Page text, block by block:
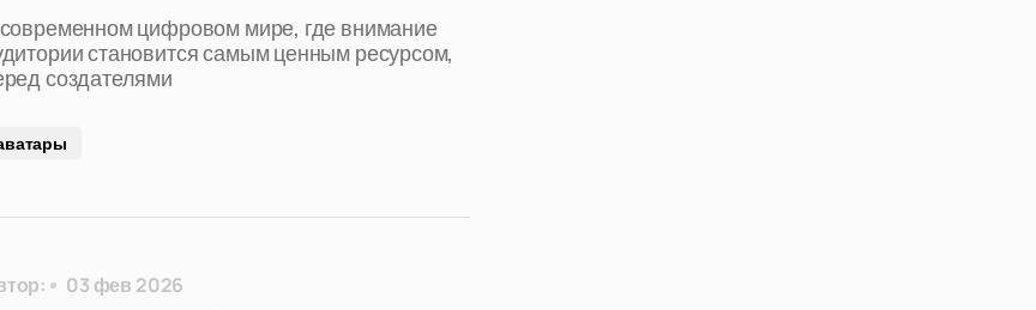
цифровом мире, где внимание
становится самым ценным ресурсом,
создателями
03 фев 2026